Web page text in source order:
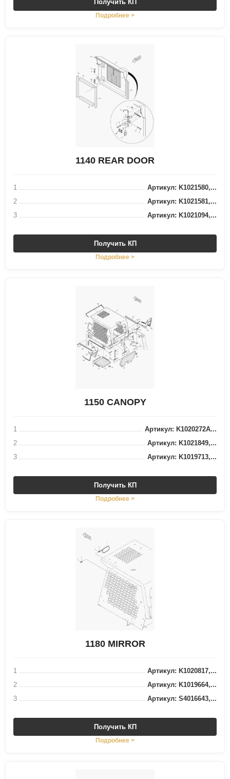
Получить КП
Подробнее >
1140 REAR DOOR
1
Артикул: K1021580,...
2
Артикул: K1021581,...
3
Артикул: K1021094,...
Получить КП
Подробнее >
1150 CANOPY
1
Артикул: K1020272A...
2
Артикул: K1021849,...
3
Артикул: K1019713,...
Получить КП
Подробнее >
1180 MIRROR
1
Артикул: K1020817,...
2
Артикул: K1019664,...
3
Артикул: S4016643,...
Получить КП
Подробнее >